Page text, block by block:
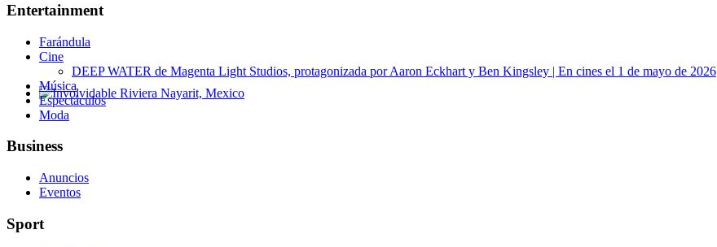
Involvidable Riviera Nayarit, Mexico
Entertainment
Farándula
Cine
DEEP WATER de Magenta Light Studios, protagonizada por Aaron Eckhart y Ben Kingsley | En cines el 1 de mayo de 2026
Música
Espectáculos
Moda
Business
Anuncios
Eventos
Sport